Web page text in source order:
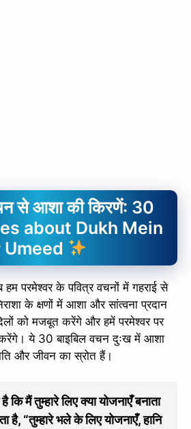
से आशा की किरणें: 30
about Dukh Mein
परमेश्वर के पवित्र वचनों में गहराई से
के क्षणों में आशा और सांत्वना प्रदान
को मजबूत करेंगे और हमें परमेश्वर पर
ये 30 बाइबिल वचन दुःख में आशा
और जीवन का स्रोत हैं।
कि मैं तुम्हारे लिए क्या योजनाएँ बनाता
है, “तुम्हारे भले के लिए योजनाएँ, हानि